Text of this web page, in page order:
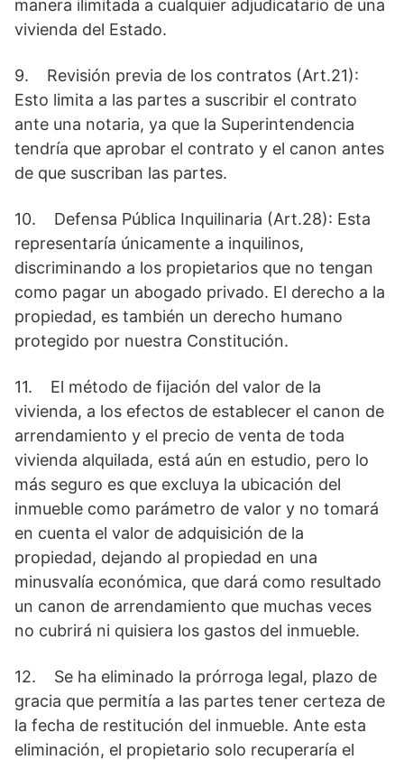
manera ilimitada a cualquier adjudicatario de una
vivienda del Estado.
9. Revisión previa de los contratos (Art.21):
Esto limita a las partes a suscribir el contrato
ante una notaria, ya que la Superintendencia
tendría que aprobar el contrato y el canon antes
de que suscriban las partes.
10. Defensa Pública Inquilinaria (Art.28): Esta
representaría únicamente a inquilinos,
discriminando a los propietarios que no tengan
como pagar un abogado privado. El derecho a la
propiedad, es también un derecho humano
protegido por nuestra Constitución.
11. El método de fijación del valor de la
vivienda, a los efectos de establecer el canon de
arrendamiento y el precio de venta de toda
vivienda alquilada, está aún en estudio, pero lo
más seguro es que excluya la ubicación del
inmueble como parámetro de valor y no tomará
en cuenta el valor de adquisición de la
propiedad, dejando al propiedad en una
minusvalía económica, que dará como resultado
un canon de arrendamiento que muchas veces
no cubrirá ni quisiera los gastos del inmueble.
12. Se ha eliminado la prórroga legal, plazo de
gracia que permitía a las partes tener certeza de
la fecha de restitución del inmueble. Ante esta
eliminación, el propietario solo recuperaría el